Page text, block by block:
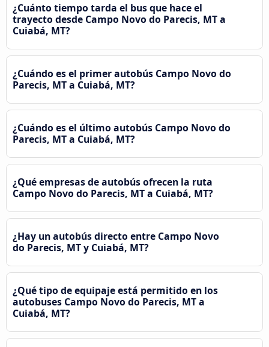
¿Cuánto tiempo tarda el bus que hace el
trayecto desde Campo Novo do Parecis, MT a
Cuiabá, MT?
¿Cuándo es el primer autobús Campo Novo do
Parecis, MT a Cuiabá, MT?
¿Cuándo es el último autobús Campo Novo do
Parecis, MT a Cuiabá, MT?
¿Qué empresas de autobús ofrecen la ruta
Campo Novo do Parecis, MT a Cuiabá, MT?
¿Hay un autobús directo entre Campo Novo
do Parecis, MT y Cuiabá, MT?
¿Qué tipo de equipaje está permitido en los
autobuses Campo Novo do Parecis, MT a
Cuiabá, MT?